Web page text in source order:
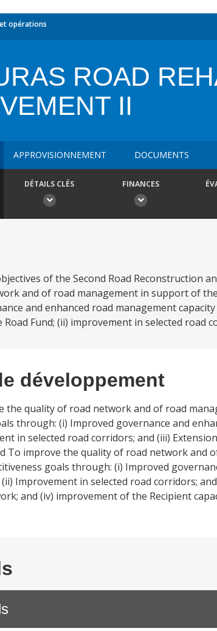
opérations
ROAD
II
APPROVISIONNEMENT DOCUMENTS
DÉTAILS CLÉS FINANCES
of the Second Road Reconstruction
and of road management in support of
and enhanced road management
Road Fund; (ii) improvement in selected road
développement
the quality of road network and of road
through: (i) Improved governance and
in selected road corridors; and (iii)
To improve the quality of road network
goals through: (i) Improved
(ii) Improvement in selected road corridors;
and (iv) improvement of the Recipient